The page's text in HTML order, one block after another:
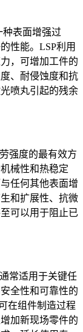
种表面增强过
性能。LSP利用
，可增加工件的
、耐侵蚀度和抗
喷丸引起的残余
强度的最有效方
械性和热稳定
任何其他表面增
和扩展性、抗微
可以用于阻止已
常适用于关键任
全性和可靠性的
在组件制造过程
加新现场零件的